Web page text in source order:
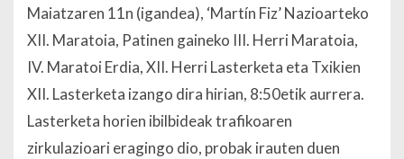
Maiatzaren 11n (igandea), ‘Martín Fiz’ Nazioarteko
XII. Maratoia, Patinen gaineko III. Herri Maratoia,
IV. Maratoi Erdia, XII. Herri Lasterketa eta Txikien
XII. Lasterketa izango dira hirian, 8:50etik aurrera.
Lasterketa horien ibilbideak trafikoaren
zirkulazioari eragingo dio, probak irauten duen